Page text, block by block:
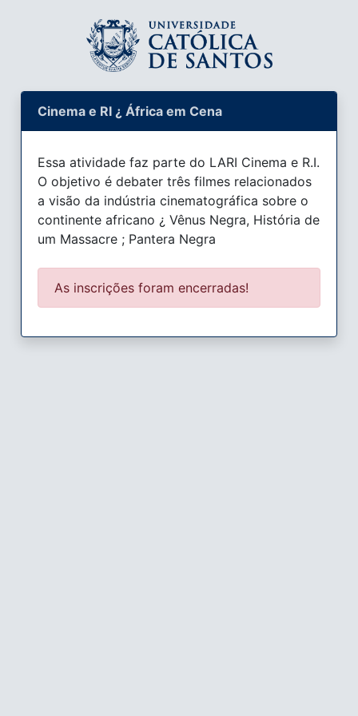
Cinema e RI ¿ África em Cena
Essa atividade faz parte do LARI Cinema e R.I.
O objetivo é debater três filmes relacionados
a visão da indústria cinematográfica sobre o
continente africano ¿ Vênus Negra, História de
um Massacre ; Pantera Negra
As inscrições foram encerradas!